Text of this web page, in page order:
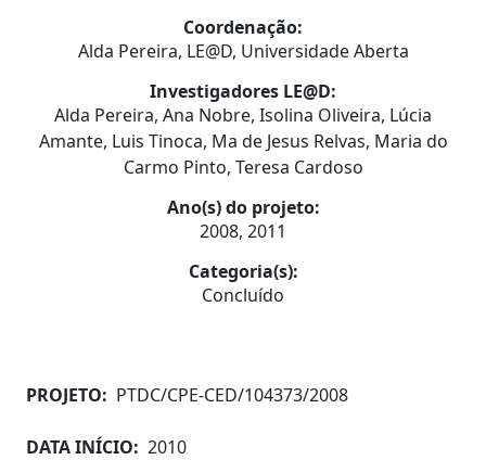
Coordenação:
Alda Pereira, LE@D, Universidade Aberta
Investigadores LE@D:
Alda Pereira, Ana Nobre, Isolina Oliveira, Lúcia
Amante, Luis Tinoca, Ma de Jesus Relvas, Maria do
Carmo Pinto, Teresa Cardoso
Ano(s) do projeto:
2008, 2011
Categoria(s):
Concluído
PROJETO: PTDC/CPE-CED/104373/2008
DATA INÍCIO: 2010